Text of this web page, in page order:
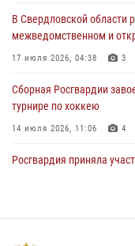
рассказал об итогах
«Телекон»
30 июля 2026, 11:33 1
В Свердловской области
межведомственном и
17 июля 2026, 04:38 3
Сборная Росгвардии
турнире по хоккею
14 июля 2026, 11:06 4
Росгвардия приняла